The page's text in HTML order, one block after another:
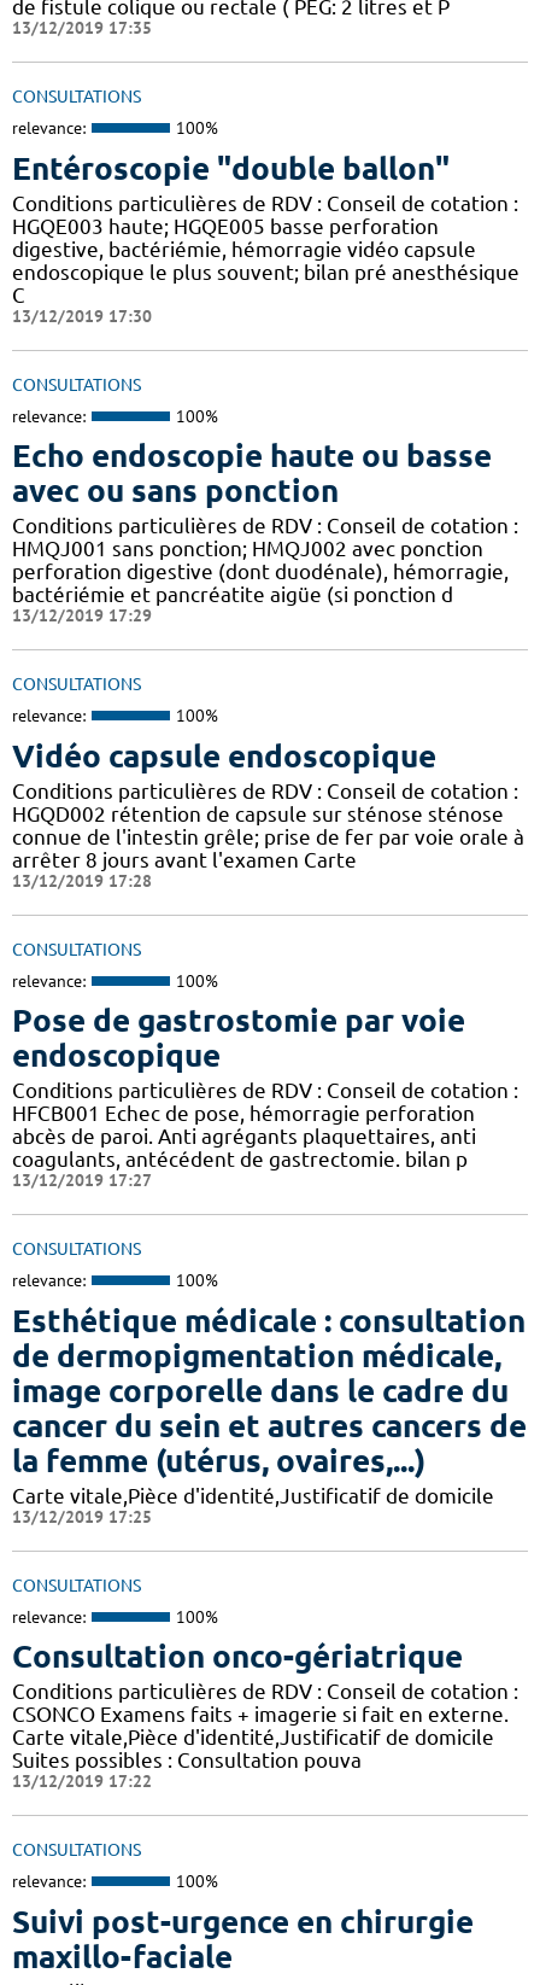
de fistule colique ou rectale ( PEG: 2 litres et P
13/12/2019 17:35
CONSULTATIONS
relevance: 100%
Entéroscopie "double ballon"
Conditions particulières de RDV : Conseil de cotation :
HGQE003 haute; HGQE005 basse perforation
digestive, bactériémie, hémorragie vidéo capsule
endoscopique le plus souvent; bilan pré anesthésique
C
13/12/2019 17:30
CONSULTATIONS
relevance: 100%
Echo endoscopie haute ou basse
avec ou sans ponction
Conditions particulières de RDV : Conseil de cotation :
HMQJ001 sans ponction; HMQJ002 avec ponction
perforation digestive (dont duodénale), hémorragie,
bactériémie et pancréatite aigüe (si ponction d
13/12/2019 17:29
CONSULTATIONS
relevance: 100%
Vidéo capsule endoscopique
Conditions particulières de RDV : Conseil de cotation :
HGQD002 rétention de capsule sur sténose sténose
connue de l'intestin grêle; prise de fer par voie orale à
arrêter 8 jours avant l'examen Carte
13/12/2019 17:28
CONSULTATIONS
relevance: 100%
Pose de gastrostomie par voie
endoscopique
Conditions particulières de RDV : Conseil de cotation :
HFCB001 Echec de pose, hémorragie perforation
abcès de paroi. Anti agrégants plaquettaires, anti
coagulants, antécédent de gastrectomie. bilan p
13/12/2019 17:27
CONSULTATIONS
relevance: 100%
Esthétique médicale : consultation
de dermopigmentation médicale,
image corporelle dans le cadre du
cancer du sein et autres cancers de
la femme (utérus, ovaires,...)
Carte vitale,Pièce d'identité,Justificatif de domicile
13/12/2019 17:25
CONSULTATIONS
relevance: 100%
Consultation onco-gériatrique
Conditions particulières de RDV : Conseil de cotation :
CSONCO Examens faits + imagerie si fait en externe.
Carte vitale,Pièce d'identité,Justificatif de domicile
Suites possibles : Consultation pouva
13/12/2019 17:22
CONSULTATIONS
relevance: 100%
Suivi post-urgence en chirurgie
maxillo-faciale